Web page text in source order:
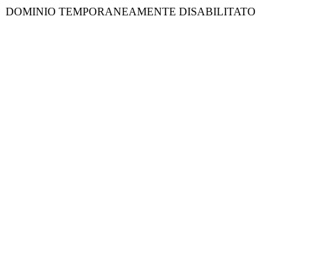
DOMINIO TEMPORANEAMENTE DISABILITATO